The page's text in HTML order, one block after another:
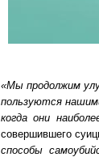
«Мы продолжим
пользуются
когда они
совершившего
способы